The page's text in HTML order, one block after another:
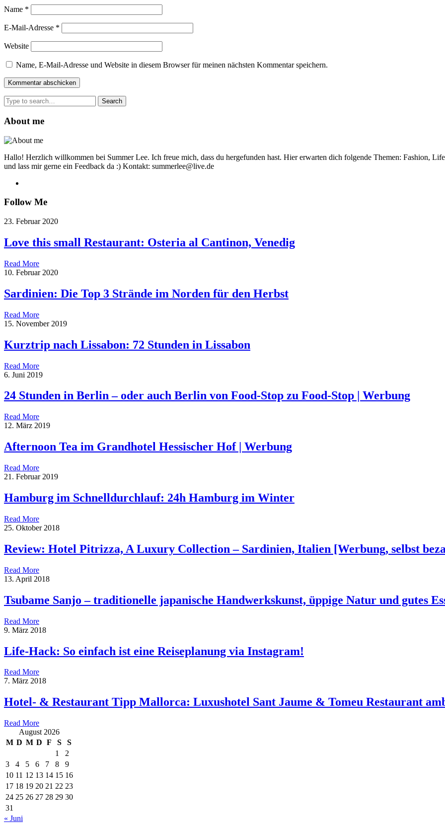
Name *
E-Mail-Adresse *
Website
Name, E-Mail-Adresse und Website in diesem Browser für meinen nächsten Kommentar speichern.
Search
for:
About me
Hallo! Herzlich willkommen bei Summer Lee. Ich freue mich, dass du hergefunden hast. Hier erwarten dich folgende Themen: Fashion,
und lass mir gerne ein Feedback da :) Kontakt: summerlee@live.de
Follow Me
23. Februar 2020
Love this small Restaurant: Osteria al Cantinon, Venedig
Read More
10. Februar 2020
Sardinien: Die Top 3 Strände im Norden für den Herbst
Read More
15. November 2019
Kurztrip nach Lissabon: 72 Stunden in Lissabon
Read More
6. Juni 2019
24 Stunden in Berlin – oder auch Berlin von Food-Stop zu Food-Stop | Werbung
Read More
12. März 2019
Afternoon Tea im Grandhotel Hessischer Hof | Werbung
Read More
21. Februar 2019
Hamburg im Schnelldurchlauf: 24h Hamburg im Winter
Read More
25. Oktober 2018
Review: Hotel Pitrizza, A Luxury Collection – Sardinien, Italien [Werbung, selbst
Read More
13. April 2018
Tsubame Sanjo – traditionelle japanische Handwerkskunst, üppige Natur und gutes
Read More
9. März 2018
Life-Hack: So einfach ist eine Reiseplanung via Instagram!
Read More
7. März 2018
Hotel- & Restaurant Tipp Mallorca: Luxushotel Sant Jaume & Tomeu Restaurant
Read More
August 2026
M D M D F S
S
1
2
3
4 5 6 7 8
9
10 11 12 13 14 15 16
17 18 19 20 21 22 23
24 25 26 27 28 29 30
31
« Juni